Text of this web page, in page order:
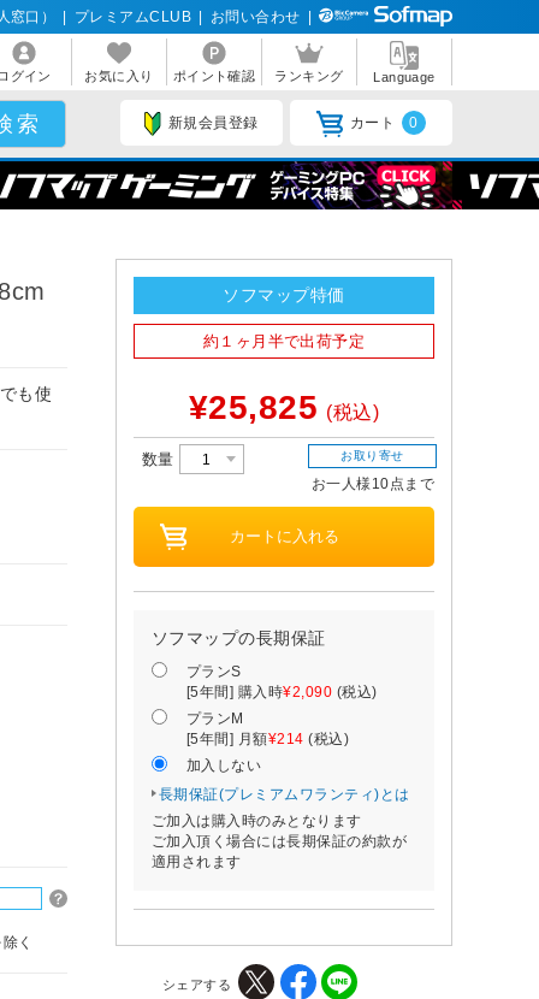
窓口） プレミアムCLUB お問い合わせ
グイン お気に入り ポイント確認 ランキング Language
新規会員登録 カート 0
も使
く
ソフマップ特価
約１ヶ月半で出荷予定
¥25,825 (税込)
数量 お取り寄せ
お一人様10点まで
ソフマップの長期保証
プランS
[5年間] 購入時¥2,090 (税込)
プランM
[5年間] 月額¥214 (税込)
加入しない
長期保証(プレミアムワランティ)とは
ご加入は購入時のみとなります
ご加入頂く場合には長期保証の約款が
適用されます
シェアする